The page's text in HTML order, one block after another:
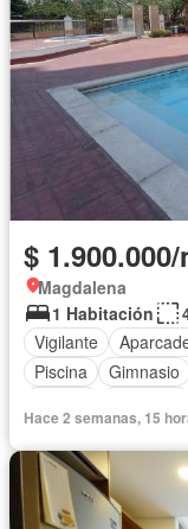
$
Magdalena
1 Habitación
Vigilante
Piscina
Gimnasio
Hace 2 semanas, 15